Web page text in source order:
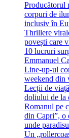
Producătorul
corpuri de
inclusiv în
Thrillere
povești care
10 lucruri
Emmanuel
Line-up-ul
weekend din
Lecții de
doliului de la
Romanul pe
din Capri”, o
unde
Un